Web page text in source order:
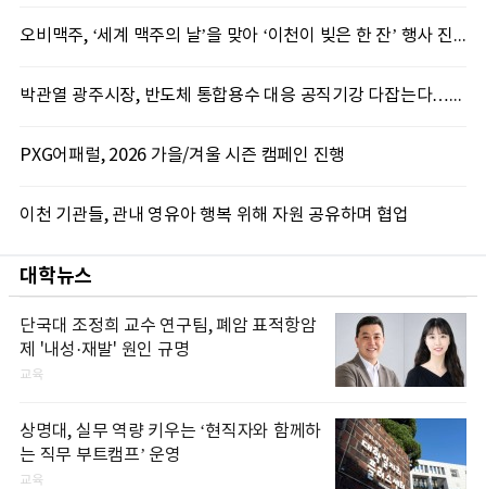
오비맥주, ‘세계 맥주의 날’을 맞아 ‘이천이 빚은 한 잔’ 행사 진행
박관열 광주시장, 반도체 통합용수 대응 공직기강 다잡는다…“공식 입장 미반영 엄중 조치”
PXG어패럴, 2026 가을/겨울 시즌 캠페인 진행
이천 기관들, 관내 영유아 행복 위해 자원 공유하며 협업
대학뉴스
단국대 조정희 교수 연구팀, 폐암 표적항암
제 '내성·재발' 원인 규명
교육
상명대, 실무 역량 키우는 ‘현직자와 함께하
는 직무 부트캠프’ 운영
교육